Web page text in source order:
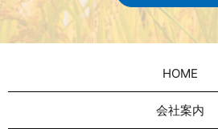
HOME
会社案内